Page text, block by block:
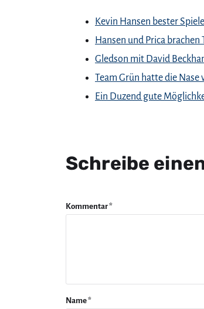
Kevin Hansen bester
Hansen und Prica brachen
Gledson mit David
Team Grün hatte die Nase
Ein Duzend gute
Schreibe
Kommentar*
Name*